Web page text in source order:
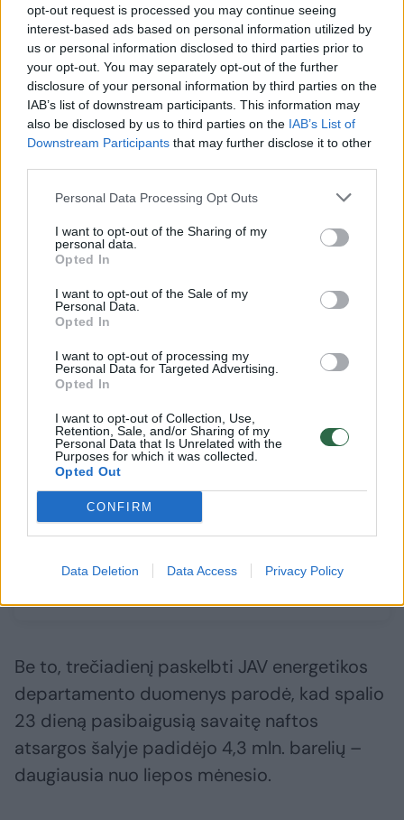
opt-out request is processed you may continue seeing
interest-based ads based on personal information utilized by
us or personal information disclosed to third parties prior to
your opt-out. You may separately opt-out of the further
disclosure of your personal information by third parties on the
IAB’s list of downstream participants. This information may
also be disclosed by us to third parties on the IAB’s List of
Downstream Participants that may further disclose it to other
Personal Data Processing Opt Outs
I want to opt-out of the Sharing of my
personal data.
Opted In
I want to opt-out of the Sale of my
Personal Data.
Opted In
I want to opt-out of processing my
Personal Data for Targeted Advertising.
Opted In
I want to opt-out of Collection, Use,
Retention, Sale, and/or Sharing of my
Personal Data that Is Unrelated with the
Purposes for which it was collected.
Opted Out
CONFIRM
Data Deletion Data Access Privacy Policy
perteklinės pasiūlos ir rezervuarų pajėgumų
nebuvimo problemos niekur nedingo.
„Jei dabartinė paklausos tendencija tęsis,
nereikėtų stebėtis staigiu naftos kainų
kritimu per ateinančias savaites“, – sakoma
Susiję straipsniai
N. Mačiulis: nulis tikimybių,
kad Lietuva šiemet panirs į
defliaciją
Po
Be to, trečiadienį paskelbti JAV energetikos
departamento duomenys parodė, kad spalio
23 dieną pasibaigusią savaitę naftos
atsargos šalyje padidėjo 4,3 mln. barelių –
daugiausia nuo liepos mėnesio.